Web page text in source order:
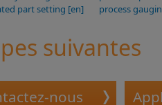
part setting [en]
process
suivantes
nous